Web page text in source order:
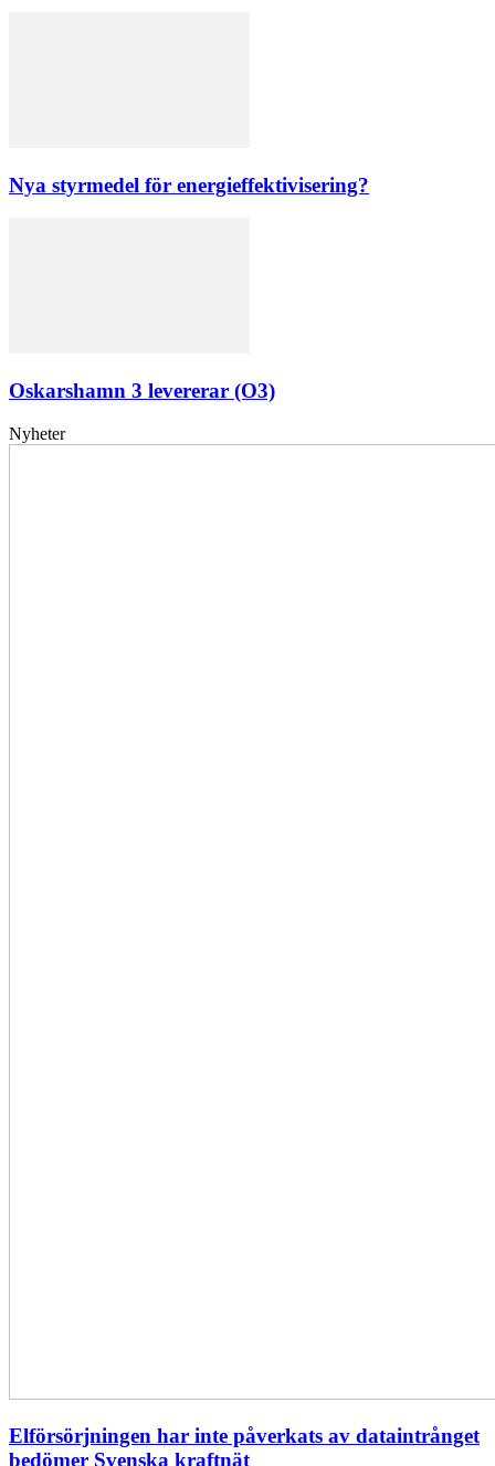
Nya styrmedel för energieffektivisering?
Oskarshamn 3 levererar (O3)
Nyheter
Elförsörjningen har inte påverkats av dataintrånget
bedömer Svenska kraftnät